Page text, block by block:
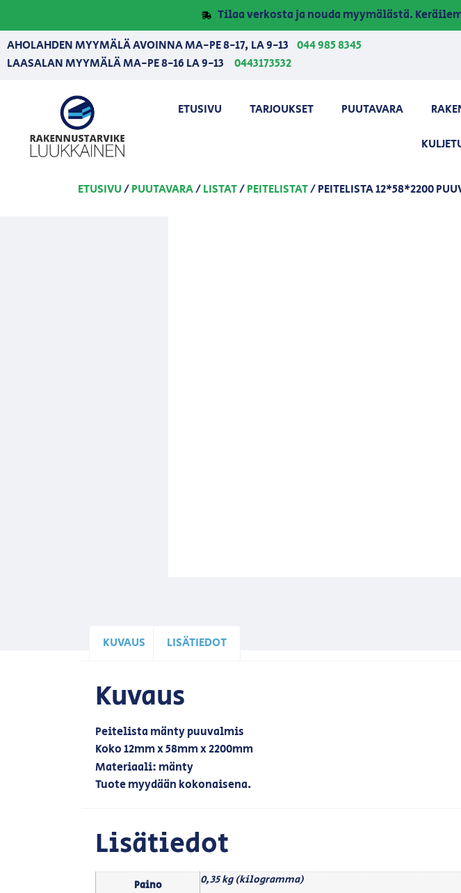
Tilaa verkosta ja nouda myymälästä.
AHOLAHDEN MYYMÄLÄ AVOINNA MA-PE 8-17, LA 9-13 044 985 8345
LAASALAN MYYMÄLÄ MA-PE 8-16 LA 9-13
0443173532
ETUSIVU TARJOUKSET PUUTAVARA
ETUSIVU/PUUTAVARA/LISTAT/PEITELISTAT/ PEITELISTA 12*58*2200
KUVAUS LISÄTIEDOT
Kuvaus
Peitelista mänty puuvalmis
Koko 12mm x 58mm x 2200mm
Materiaali: mänty
Tuote myydään kokonaisena.
Lisätiedot
Paino 0,35 kg (kilogramma)